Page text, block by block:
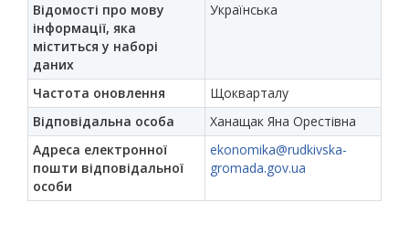
Відомості про мову
інформації, яка
міститься у наборі
даних
Українська
Частота оновлення
Щокварталу
Відповідальна особа
Ханащак Яна Орестівна
Адреса електронної
пошти відповідальної
особи
ekonomika@rudkivska-
gromada.gov.ua